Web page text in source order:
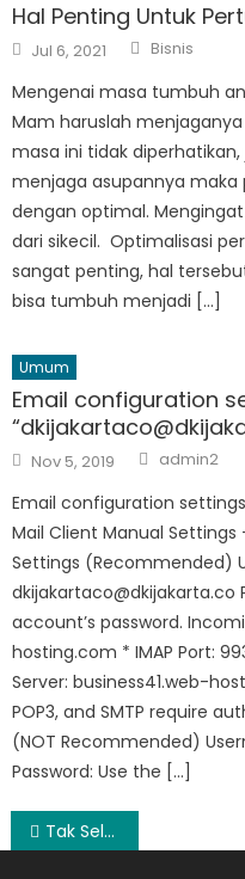
Hal Penting Untuk
Posted
on
Jul 6, 2021 Author
Bisnis
Mengenai masa tumbuh
Mam haruslah
masa ini tidak
menjaga asupannya
dengan optimal.
dari sikecil. Optimalisasi
sangat penting, hal
bisa tumbuh menjadi […]
Umum
Email configuration
Posted
on
Nov 5, 2019 Author
admin2
Email configuration
Mail Client Manual
Settings (Recommended)
dkijakartaco@dkijakarta.co
account’s password.
hosting.com * IMAP Port:
Server: business41.web-
POP3, and SMTP require
(NOT Recommended)
Password: Use the […]
Post
Tak Selalu Harga Cincin Tunangan Berlian yang Mahal. Begini Cara Memilihnya!